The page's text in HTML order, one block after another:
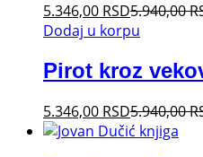
5.346,00 RSD5.940,00
Dodaj u korpu
Pirot kroz
5.346,00 RSD5.940,00